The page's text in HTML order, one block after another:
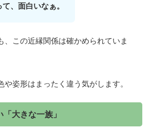
、面白いなぁ。
、この近縁関係は確かめられていま
姿形はまったく違う気がします。
大きな一族」